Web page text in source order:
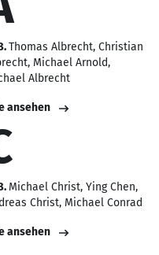
Thomas Albrecht Christian
Michael Arnold
Albrecht
ansehen
Michael Christ Ying Chen
Christ Michael Conrad
ansehen